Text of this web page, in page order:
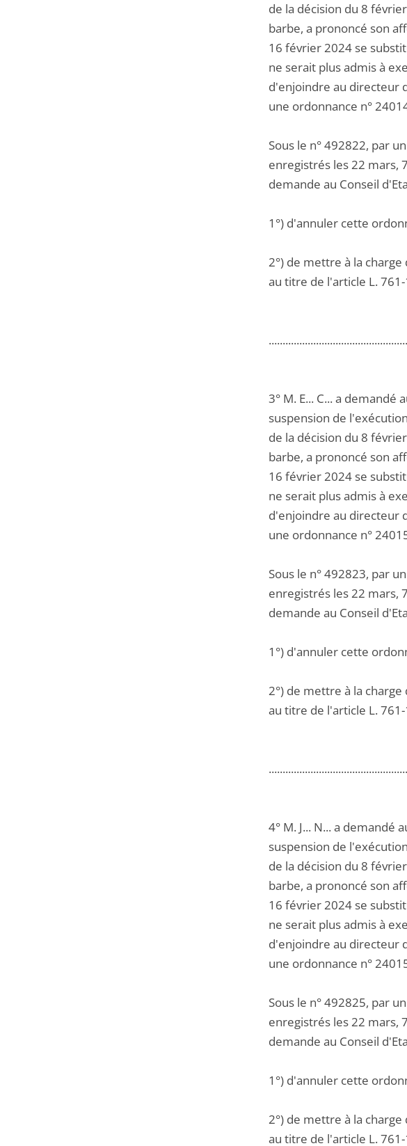
de la décision du 8
barbe, a prononcé son
16 février 2024 se
ne serait plus admis à
d'enjoindre au directeur
une ordonnance n°
Sous le n° 492822, par
enregistrés les 22 mars,
demande au Conseil
1°) d'annuler cette
2°) de mettre à la
au titre de l'article L.
3° M. E... C... a
suspension de
de la décision du 8
barbe, a prononcé son
16 février 2024 se
ne serait plus admis à
d'enjoindre au directeur
une ordonnance n°
Sous le n° 492823, par
enregistrés les 22 mars,
demande au Conseil
1°) d'annuler cette
2°) de mettre à la
au titre de l'article L.
4° M. J... N... a
suspension de
de la décision du 8
barbe, a prononcé son
16 février 2024 se
ne serait plus admis à
d'enjoindre au directeur
une ordonnance n°
Sous le n° 492825, par
enregistrés les 22 mars,
demande au Conseil
1°) d'annuler cette
2°) de mettre à la
au titre de l'article L.